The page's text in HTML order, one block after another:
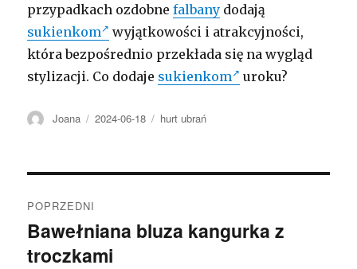
przypadkach ozdobnefalbany dodają
sukienkom
wyjątkowości i atrakcyjności,
która bezpośrednio przekłada się na wygląd
stylizacji. Co dodaje sukienkom uroku?
Autor
Joana Opublikowano
2024-06-18 Kategorie
hurt ubrań
wpisu
POPRZEDNI
Poprzedni
wpis:
Bawełniana bluza kangurka z
troczkami